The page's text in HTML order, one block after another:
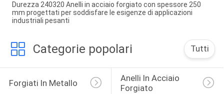
Durezza 240320 Anelli in acciaio forgiato con spessore 250
mm progettati per soddisfare le esigenze di applicazioni
industriali pesanti
Categorie popolari Tutti
Forgiati In Metallo
Anelli In Acciaio
Forgiato